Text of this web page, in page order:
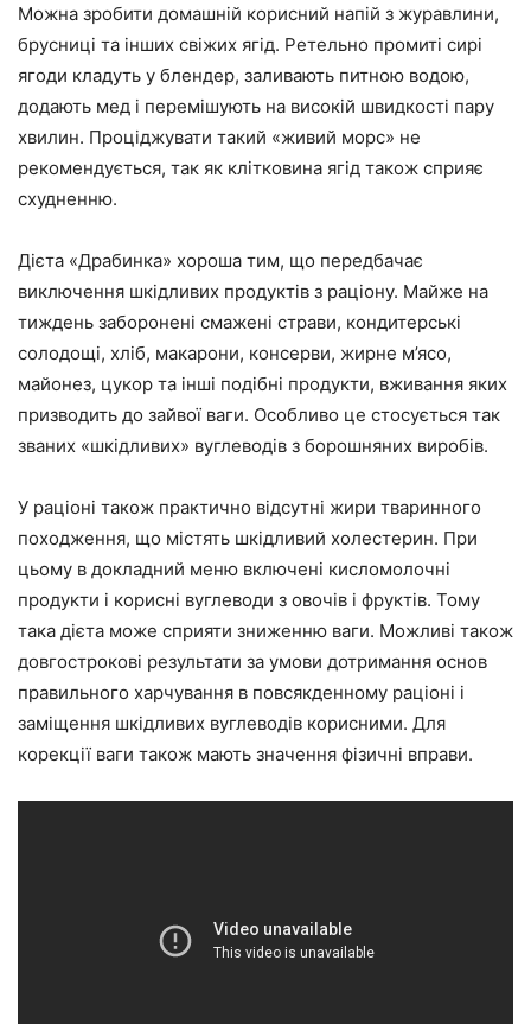
Можна зробити домашній корисний напій з журавлини,
брусниці та інших свіжих ягід. Ретельно промиті сирі
ягоди кладуть у блендер, заливають питною водою,
додають мед і перемішують на високій швидкості пару
хвилин. Проціджувати такий «живий морс» не
рекомендується, так як клітковина ягід також сприяє
схудненню.
Дієта «Драбинка» хороша тим, що передбачає
виключення шкідливих продуктів з раціону. Майже на
тиждень заборонені смажені страви, кондитерські
солодощі, хліб, макарони, консерви, жирне м’ясо,
майонез, цукор та інші подібні продукти, вживання яких
призводить до зайвої ваги. Особливо це стосується так
званих «шкідливих» вуглеводів з борошняних виробів.
У раціоні також практично відсутні жири тваринного
походження, що містять шкідливий холестерин. При
цьому в докладний меню включені кисломолочні
продукти і корисні вуглеводи з овочів і фруктів. Тому
така дієта може сприяти зниженню ваги. Можливі також
довгострокові результати за умови дотримання основ
правильного харчування в повсякденному раціоні і
заміщення шкідливих вуглеводів корисними. Для
корекції ваги також мають значення фізичні вправи.